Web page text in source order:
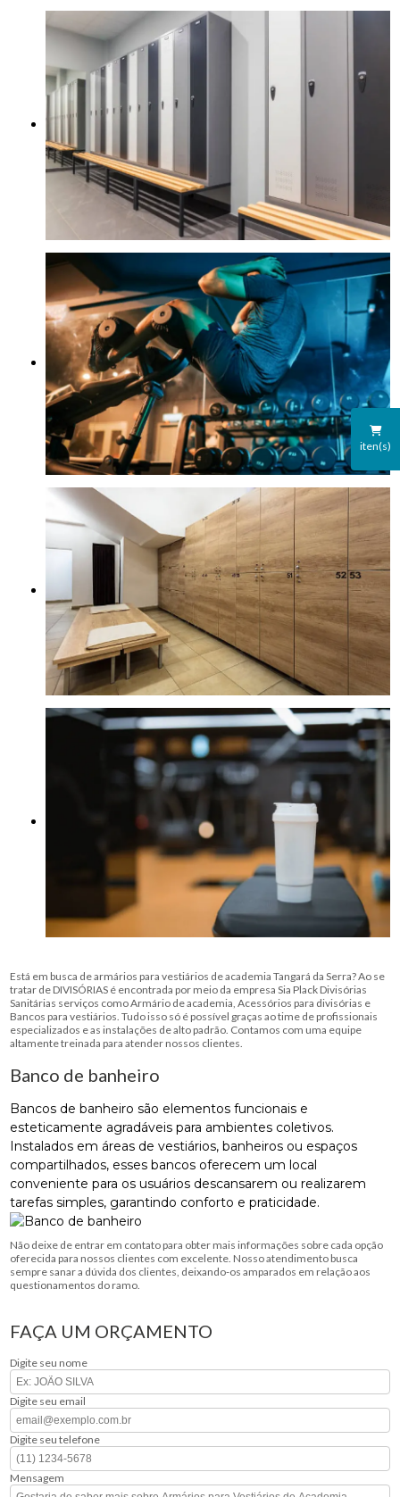
iten(s)
Está em busca de armários para vestiários de academia Tangará da Serra? Ao se
tratar de DIVISÓRIAS é encontrada por meio da empresa Sia Plack Divisórias
Sanitárias serviços como Armário de academia, Acessórios para divisórias e
Bancos para vestiários. Tudo isso só é possível graças ao time de profissionais
especializados e as instalações de alto padrão. Contamos com uma equipe
altamente treinada para atender nossos clientes.
Banco de banheiro
Bancos de banheiro são elementos funcionais e
esteticamente agradáveis ​​para ambientes coletivos.
Instalados em áreas de vestiários, banheiros ou espaços
compartilhados, esses bancos oferecem um local
conveniente para os usuários descansarem ou realizarem
tarefas simples, garantindo conforto e praticidade.
Não deixe de entrar em contato para obter mais informações sobre cada opção
oferecida para nossos clientes com excelente. Nosso atendimento busca
sempre sanar a dúvida dos clientes, deixando-os amparados em relação aos
questionamentos do ramo.
FAÇA UM ORÇAMENTO
Digite seu nome
Digite seu email
Digite seu telefone
Mensagem